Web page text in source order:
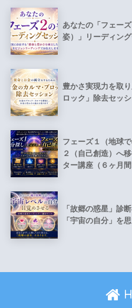
あなたの「フェー
姿）」リーディン
豊かさ実現力を取
ロック」除去セッ
フェーズ１（地球
２（自己創造）へ
ター講座（６ヶ月間
「故郷の惑星」診
「宇宙の自分」を